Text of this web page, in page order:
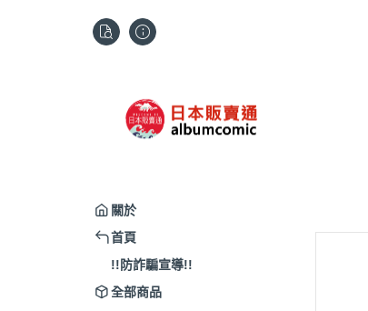
關於
首頁
!!防詐騙宣導!!
全部商品